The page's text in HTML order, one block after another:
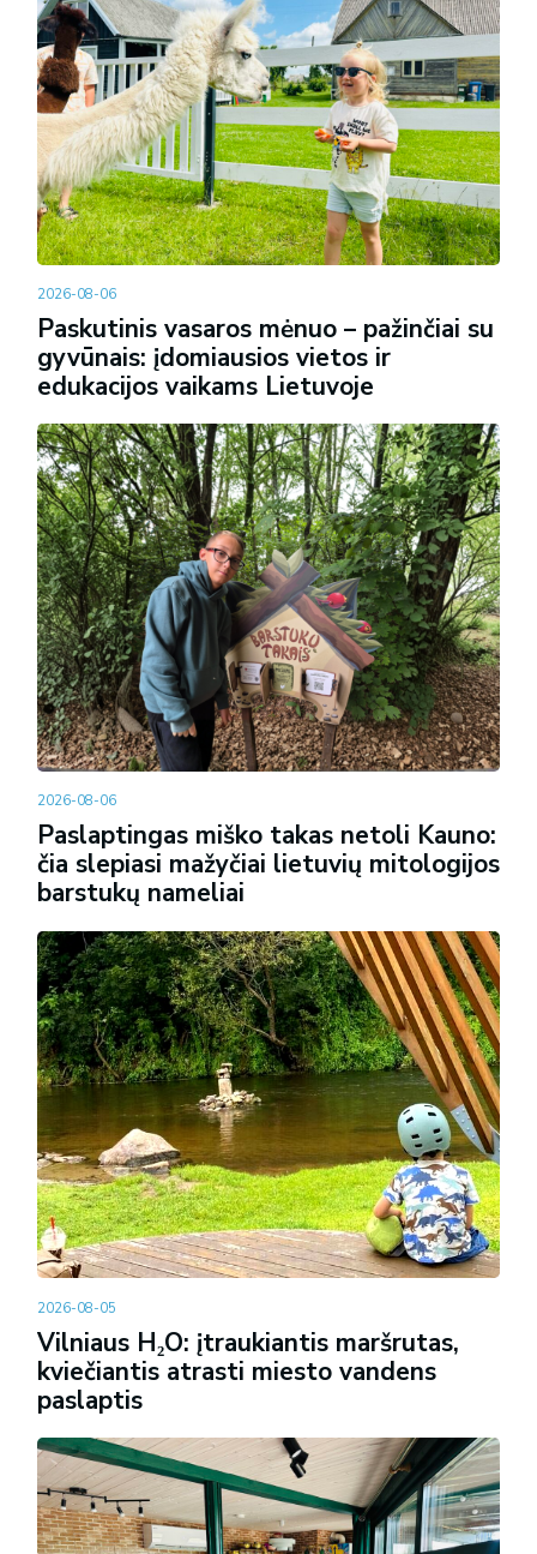
2026-08-06
Paskutinis vasaros mėnuo – pažinčiai su
gyvūnais: įdomiausios vietos ir
edukacijos vaikams Lietuvoje
2026-08-06
Paslaptingas miško takas netoli Kauno:
čia slepiasi mažyčiai lietuvių mitologijos
barstukų nameliai
2026-08-05
Vilniaus H₂O: įtraukiantis maršrutas,
kviečiantis atrasti miesto vandens
paslaptis